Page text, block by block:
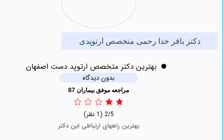
باقر خدا رحمی متخصص ارتوپدی
بهترين دکتر متخصص ارتوپد دست اصفهان
بدون دیدگاه
مراجعه موفق بیماران 87
بهترین راههای ارتباطی این دکتر